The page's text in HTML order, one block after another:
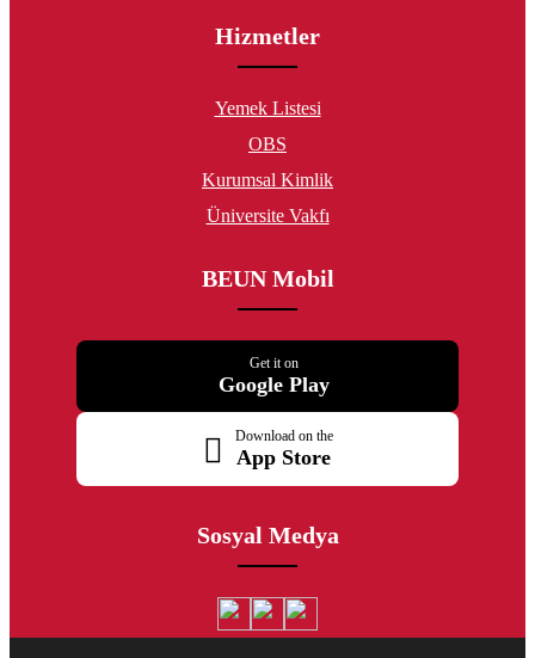
Hizmetler
Yemek Listesi
OBS
Kurumsal Kimlik
Üniversite Vakfı
BEUN Mobil
Get it on
Google Play
Download on the
App Store
Sosyal Medya